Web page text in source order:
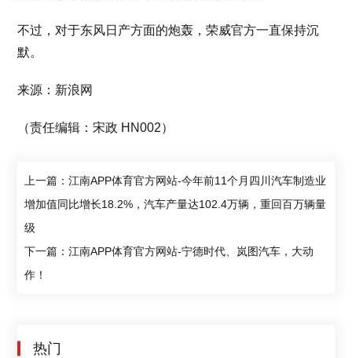
不过，对于东风日产方面的炮轰，荣威官方一直保持沉
默。
来源：新浪网
（责任编辑：宋政 HN002）
上一篇：江南APP体育官方网站-今年前11个月四川汽车制造业
增加值同比增长18.2%，汽车产量达102.4万辆，重回百万辆量
级
下一篇：江南APP体育官方网站-宁德时代、岚图汽车，大动
作！
热门